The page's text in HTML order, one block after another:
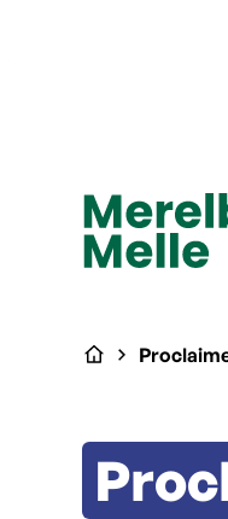
Merelbeke-
Startpagina